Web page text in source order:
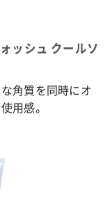
ッシュ クールソ
角質を同時にオ
用感。